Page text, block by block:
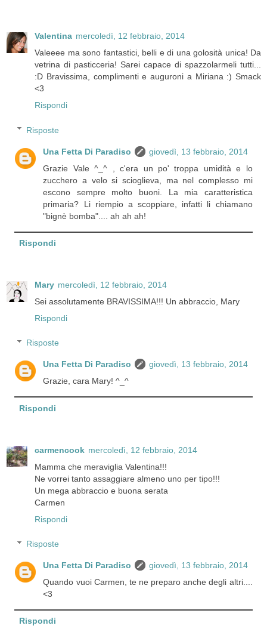
Valentina mercoledì, 12 febbraio, 2014
Valeeee ma sono fantastici, belli e di una golosità unica! Da
vetrina di pasticceria! Sarei capace di spazzolarmeli tutti...
:D Bravissima, complimenti e auguroni a Miriana :) Smack
<3
Rispondi
Risposte
Una Fetta Di Paradiso
giovedì, 13 febbraio, 2014
Grazie Vale ^_^ , c'era un po' troppa umidità e lo
zucchero a velo si scioglieva, ma nel complesso mi
escono sempre molto buoni. La mia caratteristica
primaria? Li riempio a scoppiare, infatti li chiamano
"bignè bomba".... ah ah ah!
Rispondi
Mary mercoledì, 12 febbraio, 2014
Sei assolutamente BRAVISSIMA!!! Un abbraccio, Mary
Rispondi
Risposte
Una Fetta Di Paradiso
giovedì, 13 febbraio, 2014
Grazie, cara Mary! ^_^
Rispondi
carmencook mercoledì, 12 febbraio, 2014
Mamma che meraviglia Valentina!!!
Ne vorrei tanto assaggiare almeno uno per tipo!!!
Un mega abbraccio e buona serata
Carmen
Rispondi
Risposte
Una Fetta Di Paradiso
giovedì, 13 febbraio, 2014
Quando vuoi Carmen, te ne preparo anche degli altri....
<3
Rispondi